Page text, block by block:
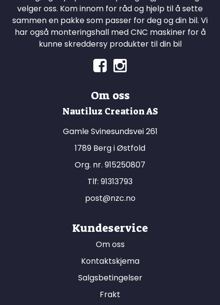
velger oss. Kom innom for råd og hjelp til å sette
sammen en pakke som passer for deg og din bil. Vi
har også monteringshall med CNC maskiner for å
kunne skreddersy produkter til din bil
Om oss
Nautiluz Creation AS
Gamle Svinesundsvei 261
1789 Berg i Østfold
Org. nr. 915250807
Tlf: 91313793
post@nzc.no
Kundeservice
Om oss
Kontaktskjema
Salgsbetingelser
Frakt